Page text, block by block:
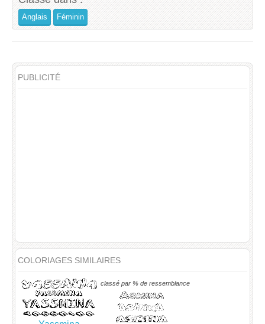
Anglais Féminin
PUBLICITÉ
COLORIAGES SIMILAIRES
classé par % de ressemblance